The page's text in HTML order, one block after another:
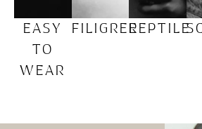
EASY
TO
WEAR
FILIGREEREPTILE